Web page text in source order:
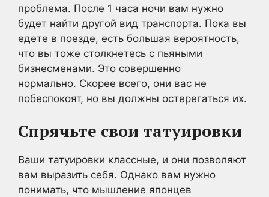
проблема. После 1 часа ночи вам нужно
будет найти другой вид транспорта. Пока вы
едете в поезде, есть большая вероятность,
что вы тоже столкнетесь с пьяными
бизнесменами. Это совершенно
нормально. Скорее всего, они вас не
побеспокоят, но вы должны остерегаться их.
Спрячьте свои татуировки
Ваши татуировки классные, и они позволяют
вам выразить себя. Однако вам нужно
понимать, что мышление японцев